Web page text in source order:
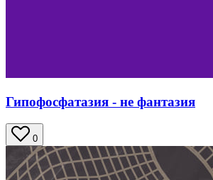
Гипофосфатазия - не фантазия
0